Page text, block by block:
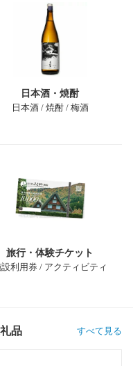
日本酒・焼酎
日本酒 / 焼酎 / 梅酒
旅行・体験チケット
利用券 / アクティビティ
品 すべて見る